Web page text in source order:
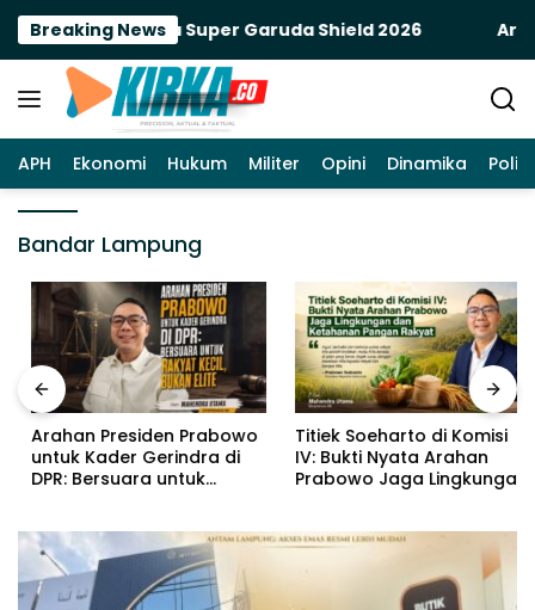
Langsung
konten
Breaking News
Alutsista Super Garuda Shield 2026 Arahan
APH Ekonomi Hukum Militer Opini Dinamika
Bandar Lampung
Arahan Presiden Prabowo
untuk Kader Gerindra di
DPR: Bersuara untuk
Titiek Soeharto di Komisi
IV: Bukti Nyata Arahan
Prabowo Jaga Lingkungan